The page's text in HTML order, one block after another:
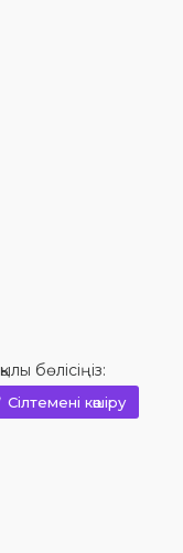
бөлісіңіз:
Сілтемені көшіру